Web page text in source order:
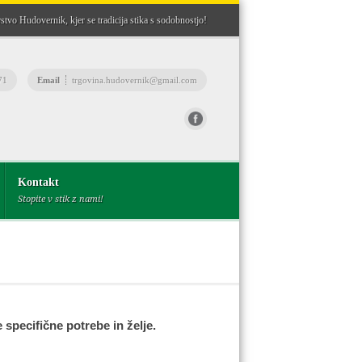
Hudovernik, kjer se tradicija stika s sodobnostjo!
Email trgovina.hudovernik@gmail.com
Kontakt
Stopite v stik z nami!
specifične potrebe in želje.